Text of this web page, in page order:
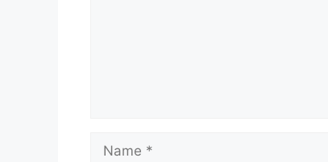
Name